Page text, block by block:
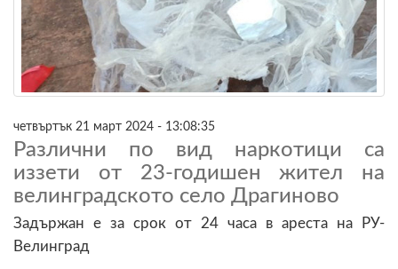
четвъртък 21 март 2024 - 13:08:35
Различни по вид наркотици са
иззети от 23-годишен жител на
велинградското село Драгиново
Задържан е за срок от 24 часа в ареста на РУ-
Велинград